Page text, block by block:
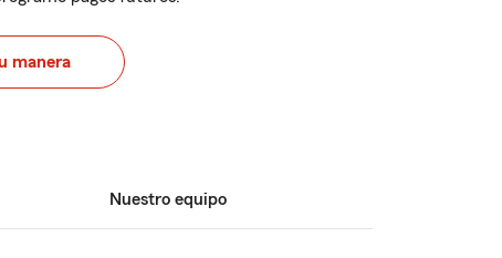
manera
Nuestro equipo